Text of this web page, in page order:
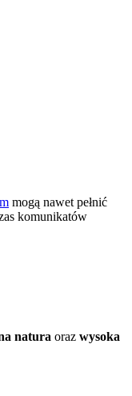
mogą nawet pełnić
komunikatów
natura oraz wysoka